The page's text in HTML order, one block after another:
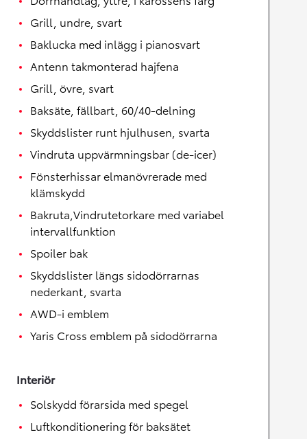
Grill, undre, svart
Baklucka med inlägg i pianosvart
Antenn takmonterad hajfena
Grill, övre, svart
Baksäte, fällbart, 60/40-delning
Skyddslister runt hjulhusen, svarta
Vindruta uppvärmningsbar (de-icer)
Fönsterhissar elmanövrerade med
klämskydd
Bakruta,Vindrutetorkare med variabel
intervallfunktion
Spoiler bak
Skyddslister längs sidodörrarnas
nederkant, svarta
AWD-i emblem
Yaris Cross emblem på sidodörrarna
Interiör
Solskydd förarsida med spegel
Luftkonditionering för baksätet